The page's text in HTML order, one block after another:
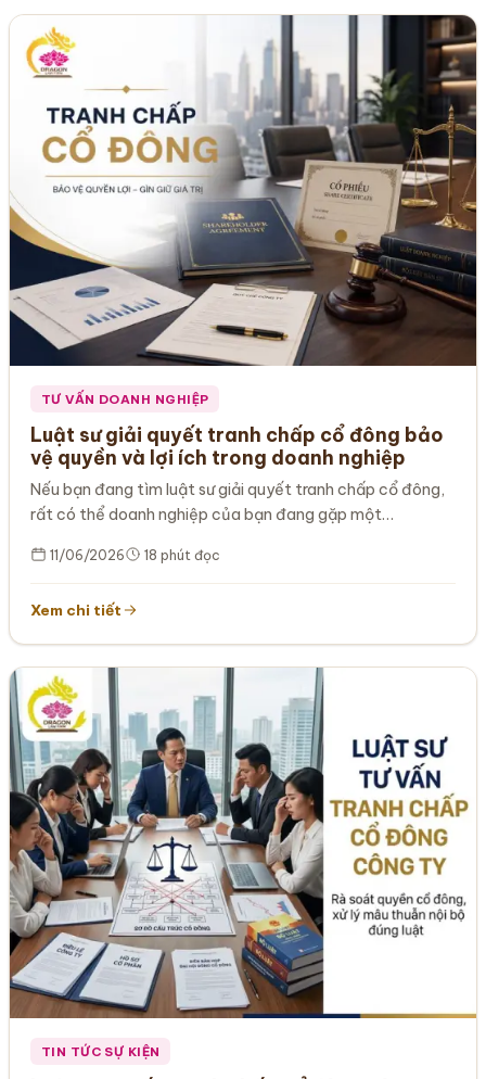
TƯ VẤN DOANH NGHIỆP
Luật sư giải quyết tranh chấp cổ đông bảo
vệ quyền và lợi ích trong doanh nghiệp
Nếu bạn đang tìm luật sư giải quyết tranh chấp cổ đông,
rất có thể doanh nghiệp của bạn đang gặp một…
11/06/2026 18 phút đọc
Xem chi tiết
TIN TỨC SỰ KIỆN